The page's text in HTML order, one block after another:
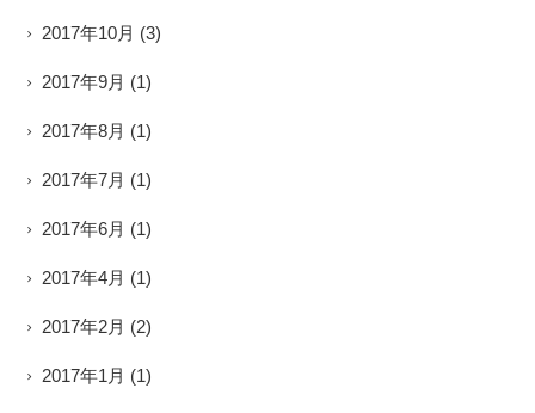
2017年10月 (3)
2017年9月 (1)
2017年8月 (1)
2017年7月 (1)
2017年6月 (1)
2017年4月 (1)
2017年2月 (2)
2017年1月 (1)